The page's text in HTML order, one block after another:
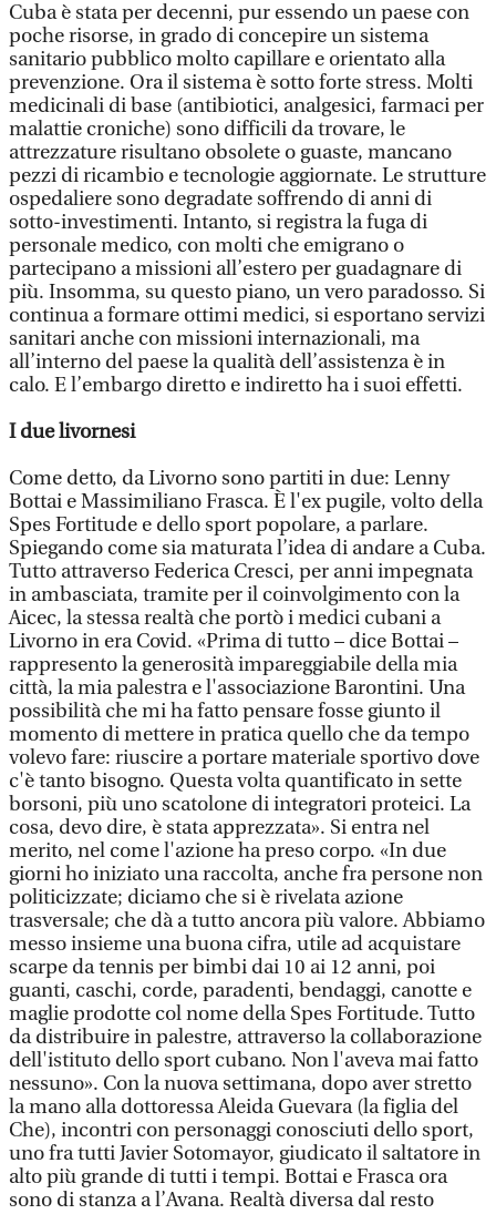
Cuba è stata per decenni, pur essendo un paese con
poche risorse, in grado di concepire un sistema
sanitario pubblico molto capillare e orientato alla
prevenzione. Ora il sistema è sotto forte stress. Molti
medicinali di base (antibiotici, analgesici, farmaci per
malattie croniche) sono difficili da trovare, le
attrezzature risultano obsolete o guaste, mancano
pezzi di ricambio e tecnologie aggiornate. Le strutture
ospedaliere sono degradate soffrendo di anni di
sotto-investimenti. Intanto, si registra la fuga di
personale medico, con molti che emigrano o
partecipano a missioni all’estero per guadagnare di
più. Insomma, su questo piano, un vero paradosso. Si
continua a formare ottimi medici, si esportano servizi
sanitari anche con missioni internazionali, ma
all’interno del paese la qualità dell’assistenza è in
calo. E l’embargo diretto e indiretto ha i suoi effetti.
I due livornesi
Come detto, da Livorno sono partiti in due: Lenny
Bottai e Massimiliano Frasca. È l'ex pugile, volto della
Spes Fortitude e dello sport popolare, a parlare.
Spiegando come sia maturata l’idea di andare a Cuba.
Tutto attraverso Federica Cresci, per anni impegnata
in ambasciata, tramite per il coinvolgimento con la
Aicec, la stessa realtà che portò i medici cubani a
Livorno in era Covid. «Prima di tutto – dice Bottai –
rappresento la generosità impareggiabile della mia
città, la mia palestra e l'associazione Barontini. Una
possibilità che mi ha fatto pensare fosse giunto il
momento di mettere in pratica quello che da tempo
volevo fare: riuscire a portare materiale sportivo dove
c'è tanto bisogno. Questa volta quantificato in sette
borsoni, più uno scatolone di integratori proteici. La
cosa, devo dire, è stata apprezzata». Si entra nel
merito, nel come l'azione ha preso corpo. «In due
giorni ho iniziato una raccolta, anche fra persone non
politicizzate; diciamo che si è rivelata azione
trasversale; che dà a tutto ancora più valore. Abbiamo
messo insieme una buona cifra, utile ad acquistare
scarpe da tennis per bimbi dai 10 ai 12 anni, poi
guanti, caschi, corde, paradenti, bendaggi, canotte e
maglie prodotte col nome della Spes Fortitude. Tutto
da distribuire in palestre, attraverso la collaborazione
dell'istituto dello sport cubano. Non l'aveva mai fatto
nessuno». Con la nuova settimana, dopo aver stretto
la mano alla dottoressa Aleida Guevara (la figlia del
Che), incontri con personaggi conosciuti dello sport,
uno fra tutti Javier Sotomayor, giudicato il saltatore in
alto più grande di tutti i tempi. Bottai e Frasca ora
sono di stanza a l’Avana. Realtà diversa dal resto